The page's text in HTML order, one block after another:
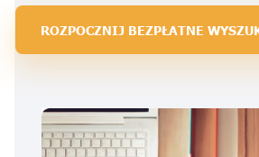
ROZPOCZNIJ BEZPŁATNE